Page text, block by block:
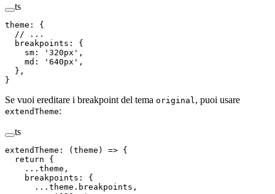
ts
theme :
{
  // ...
  breakpoints
:
{
    sm
: ' 320px ' ,
    md
: ' 640px ' ,
  },
}
Se vuoi ereditare i breakpoint del tema original , puoi usare
extendTheme:
ts
extendTheme : (theme ) => {
  return
{
    ...
theme ,
    breakpoints
: {
      ...
theme . breakpoints ,